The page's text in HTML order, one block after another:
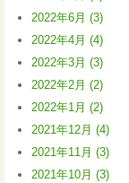
2022年6月 (3)
2022年4月 (4)
2022年3月 (3)
2022年2月 (2)
2022年1月 (2)
2021年12月 (4)
2021年11月 (3)
2021年10月 (3)